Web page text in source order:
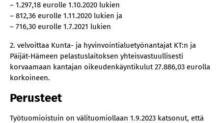
– 1.297,18 eurolle 1.10.2020 lukien
– 812,36 eurolle 1.11.2020 lukien ja
– 716,30 eurolle 1.7.2021 lukien
2. velvoittaa Kunta- ja hyvinvointialuetyönantajat KT:n ja
Päijät-Hämeen pelastuslaitoksen yhteisvastuullisesti
korvaamaan kantajan oikeudenkäyntikulut 27.886,03 eurolla
korkoineen.
Perusteet
Työtuomioistuin on välituomiollaan 1.9.2023 katsonut, että